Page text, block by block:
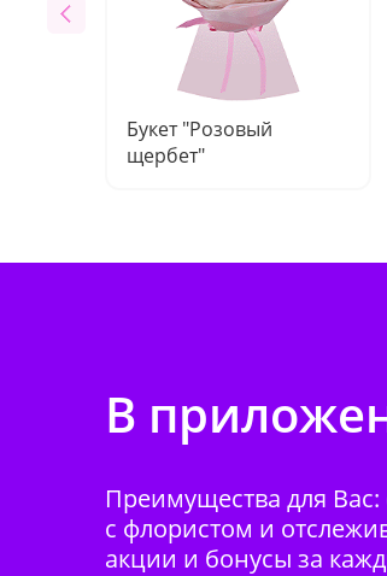
Букет "Розовый
щербет"
В
Преимущества для Вас:
с флористом и
акции и бонусы за